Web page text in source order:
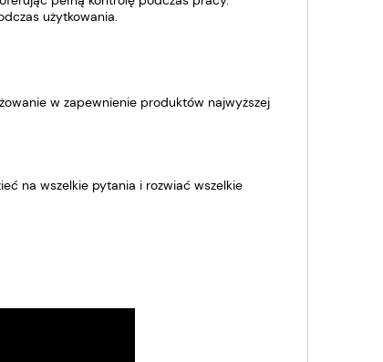
użytkowania.
w zapewnienie produktów najwyższej
na wszelkie pytania i rozwiać wszelkie